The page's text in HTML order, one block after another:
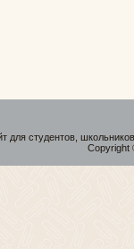
для студентов,
Copyright